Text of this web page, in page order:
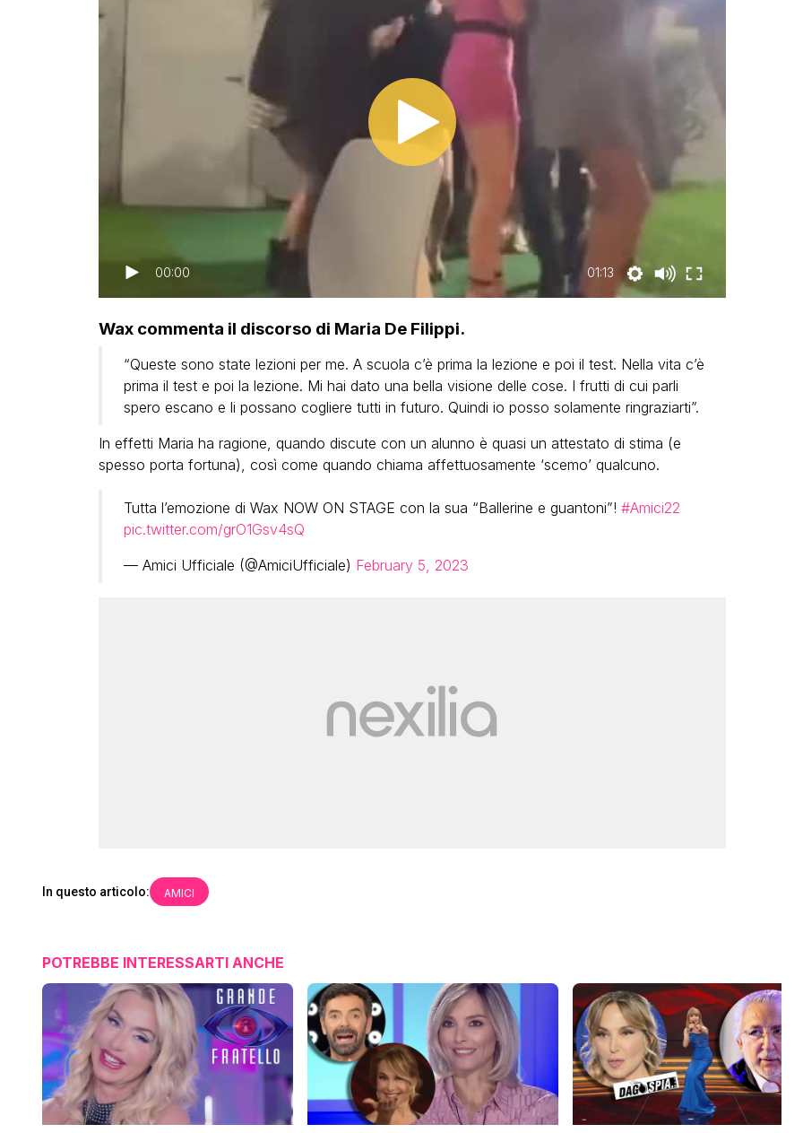
00:00 01:13
Wax commenta il discorso di Maria De Filippi.
“Queste sono state lezioni per me. A scuola c’è prima la lezione e poi il test. Nella vita c’è
prima il test e poi la lezione. Mi hai dato una bella visione delle cose. I frutti di cui parli
spero escano e li possano cogliere tutti in futuro. Quindi io posso solamente ringraziarti”.
In effetti Maria ha ragione, quando discute con un alunno è quasi un attestato di stima (e
spesso porta fortuna), così come quando chiama affettuosamente ‘scemo’ qualcuno.
Tutta l’emozione di Wax NOW ON STAGE con la sua “Ballerine e guantoni”! #Amici22
pic.twitter.com/grO1Gsv4sQ
— Amici Ufficiale (@AmiciUfficiale) February 5, 2023
In questo articolo: AMICI
POTREBBE INTERESSARTI ANCHE